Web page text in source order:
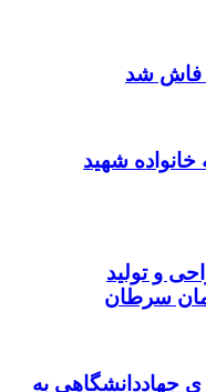
فاش شد
شهید
و تولید
سرطان
جهاددانشگاهی به